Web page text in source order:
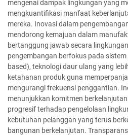
mengenai dampak lingkungan yang
mengkuantifikasi manfaat
mereka. Inovasi dalam
mendorong kemajuan dalam
bertanggung jawab secara
pengembangan berfokus pada
based), teknologi daur ulang yang
ketahanan produk guna
mengurangi frekuensi penggantian.
menunjukkan komitmen
progresif terhadap pengelolaan
kebutuhan pelanggan yang terus
bangunan berkelanjutan.